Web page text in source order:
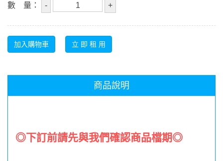
數 量：
商品說明
◎下訂前請先與我們確認商品檔期◎